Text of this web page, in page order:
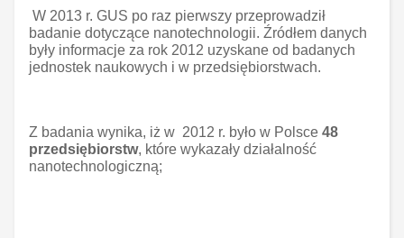
W 2013 r. GUS po raz pierwszy przeprowadził
badanie dotyczące nanotechnologii. Źródłem danych
były informacje za rok 2012 uzyskane od badanych
jednostek naukowych i w przedsiębiorstwach.
Z badania wynika, iż w 2012 r. było w Polsce 48
przedsiębiorstw, które wykazały działalność
nanotechnologiczną;